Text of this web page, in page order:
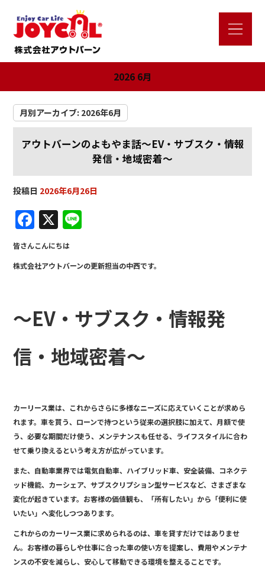
2026 6月
月別アーカイブ: 2026年6月
アウトバーンのよもやま話～EV・サブスク・情報
発信・地域密着～
投稿日 2026年6月26日
F
a
c
e
o
o
k
X
e
皆さんこんにちは
株式会社アウトバーンの更新担当の中西です。
～EV・サブスク・情報発
信・地域密着～
カーリース業は、これからさらに多様なニーズに応えていくことが求めら
れます。車を買う、ローンで持つという従来の選択肢に加えて、月額で使
う、必要な期間だけ使う、メンテナンスも任せる、ライフスタイルに合わ
せて乗り換えるという考え方が広がっています。
また、自動車業界では電気自動車、ハイブリッド車、安全装備、コネクテ
ッド機能、カーシェア、サブスクリプション型サービスなど、さまざまな
変化が起きています。お客様の価値観も、「所有したい」から「便利に使
いたい」へ変化しつつあります。
これからのカーリース業に求められるのは、車を貸すだけではありませ
ん。お客様の暮らしや仕事に合った車の使い方を提案し、費用やメンテナ
ンスの不安を減らし、安心して移動できる環境を整えることです。